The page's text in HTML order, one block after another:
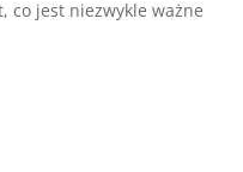
co jest niezwykle ważne